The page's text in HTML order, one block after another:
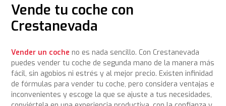
Vende tu coche con
Crestanevada
Vender un coche no es nada sencillo. Con Crestanevada
puedes vender tu coche de segunda mano de la manera más
fácil, sin agobios ni estrés y al mejor precio. Existen infinidad
de fórmulas para vender tu coche, pero considera ventajas e
inconvenientes y escoge la que se ajuste a tus necesidades,